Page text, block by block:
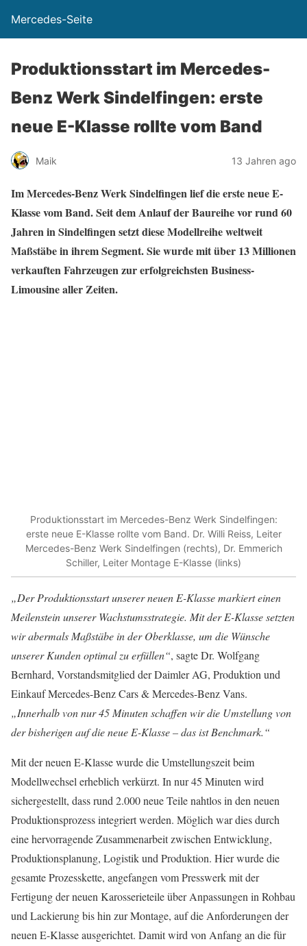
Mercedes-Seite
Produktionsstart im Mercedes-
Benz Werk Sindelfingen: erste
neue E-Klasse rollte vom Band
Maik 13 Jahren ago
Im Mercedes-Benz Werk Sindelfingen lief die erste neue E-
Klasse vom Band. Seit dem Anlauf der Baureihe vor rund 60
Jahren in Sindelfingen setzt diese Modellreihe weltweit
Maßstäbe in ihrem Segment. Sie wurde mit über 13 Millionen
verkauften Fahrzeugen zur erfolgreichsten Business-
Limousine aller Zeiten.
Produktionsstart im Mercedes-Benz Werk Sindelfingen:
erste neue E-Klasse rollte vom Band. Dr. Willi Reiss, Leiter
Mercedes-Benz Werk Sindelfingen (rechts), Dr. Emmerich
Schiller, Leiter Montage E-Klasse (links)
„Der Produktionsstart unserer neuen E-Klasse markiert einen
Meilenstein unserer Wachstumsstrategie. Mit der E-Klasse setzten
wir abermals Maßstäbe in der Oberklasse, um die Wünsche
unserer Kunden optimal zu erfüllen“, sagte Dr. Wolfgang
Bernhard, Vorstandsmitglied der Daimler AG, Produktion und
Einkauf Mercedes-Benz Cars & Mercedes-Benz Vans.
„Innerhalb von nur 45 Minuten schaffen wir die Umstellung von
der bisherigen auf die neue E-Klasse – das ist Benchmark.“
Mit der neuen E-Klasse wurde die Umstellungszeit beim
Modellwechsel erheblich verkürzt. In nur 45 Minuten wird
sichergestellt, dass rund 2.000 neue Teile nahtlos in den neuen
Produktionsprozess integriert werden. Möglich war dies durch
eine hervorragende Zusammenarbeit zwischen Entwicklung,
Produktionsplanung, Logistik und Produktion. Hier wurde die
gesamte Prozesskette, angefangen vom Presswerk mit der
Fertigung der neuen Karosserieteile über Anpassungen in Rohbau
und Lackierung bis hin zur Montage, auf die Anforderungen der
neuen E-Klasse ausgerichtet. Damit wird von Anfang an die für